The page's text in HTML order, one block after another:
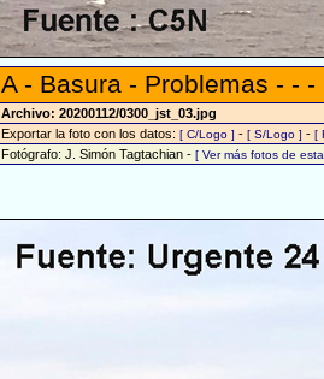
A - Basura - Problemas - - -
Archivo: 20200112/0300_jst_03.jpg
Exportar la foto con los datos: [ C/Logo ] - [ S/Logo ] - [
Fotógrafo: J. Simón Tagtachian - [ Ver más fotos de